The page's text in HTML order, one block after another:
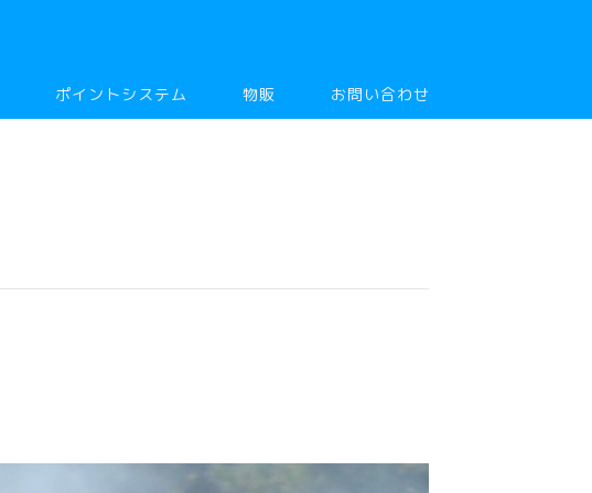
ポイントシステム 物販 お問い合わせ